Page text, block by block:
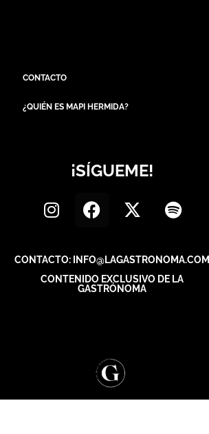
CONTACTO
¿QUIÉN ES MAPI HERMIDA?
¡SÍGUEME!
CONTACTO: INFO@LAGASTRONOMA.COM
CONTENIDO EXCLUSIVO DE LA
GASTRÓNOMA